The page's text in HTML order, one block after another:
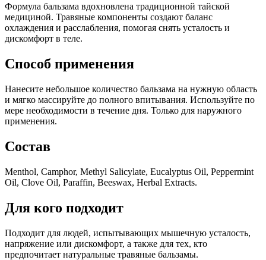
Формула бальзама вдохновлена традиционной тайской
медициной. Травяные компоненты создают баланс
охлаждения и расслабления, помогая снять усталость и
дискомфорт в теле.
Способ применения
Нанесите небольшое количество бальзама на нужную область
и мягко массируйте до полного впитывания. Используйте по
мере необходимости в течение дня. Только для наружного
применения.
Состав
Menthol, Camphor, Methyl Salicylate, Eucalyptus Oil, Peppermint
Oil, Clove Oil, Paraffin, Beeswax, Herbal Extracts.
Для кого подходит
Подходит для людей, испытывающих мышечную усталость,
напряжение или дискомфорт, а также для тех, кто
предпочитает натуральные травяные бальзамы.